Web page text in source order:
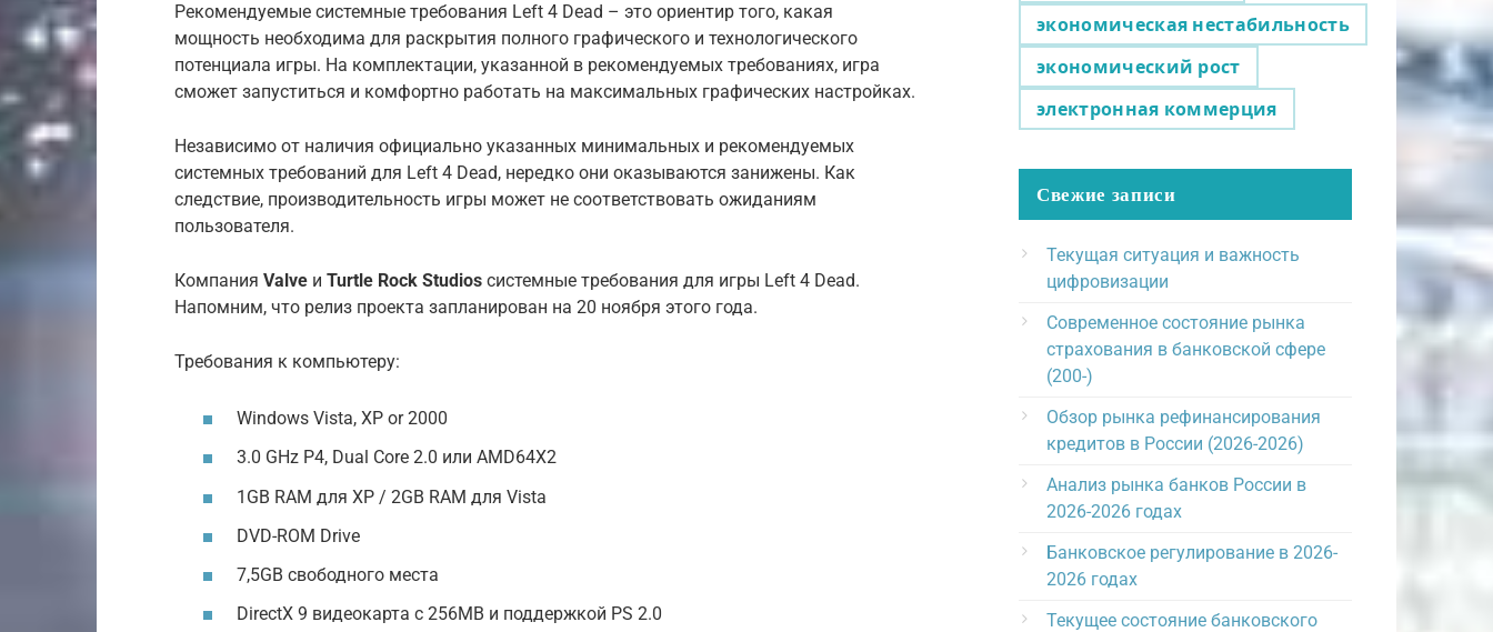
Рекомендуемые системные требования Left 4 Dead – это ориентир того, какая
мощность необходима для раскрытия полного графического и технологического
потенциала игры. На комплектации, указанной в рекомендуемых требованиях, игра
сможет запуститься и комфортно работать на максимальных графических настройках.
Независимо от наличия официально указанных минимальных и рекомендуемых
системных требований для Left 4 Dead, нередко они оказываются занижены. Как
следствие, производительность игры может не соответствовать ожиданиям
пользователя.
Компания Valve и Turtle Rock Studios системные требования для игры Left 4 Dead.
Напомним, что релиз проекта запланирован на 20 ноября этого года.
Требования к компьютеру:
Windows Vista, XP or 2000
3.0 GHz P4, Dual Core 2.0 или AMD64X2
1GB RAM для XP / 2GB RAM для Vista
DVD-ROM Drive
7,5GB свободного места
DirectX 9 видеокарта с 256MB и поддержкой PS 2.0
экономическая нестабильность
экономический рост
электронная коммерция
Свежие записи
Текущая ситуация и важность
цифровизации
Современное состояние рынка
страхования в банковской сфере
(200-)
Обзор рынка рефинансирования
кредитов в России (2026-2026)
Анализ рынка банков России в
2026-2026 годах
Банковское регулирование в 2026-
2026 годах
Текущее состояние банковского